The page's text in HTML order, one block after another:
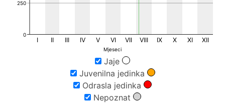
I II III IV V VI VII VIII IX X XI XII
Mjeseci
0
250
Jaje
Juvenilna jedinka
Odrasla jedinka
Nepoznat